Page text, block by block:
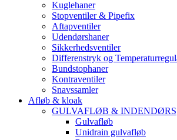
Kuglehaner
Stopventiler & Pipefix
Aftapventiler
Udendørshaner
Sikkerhedsventiler
Differenstryk og
Bundstophaner
Kontraventiler
Snavssamler
Afløb & kloak
GULVAFLØB & INDENDØRS
Gulvafløb
Unidrain gulvafløb